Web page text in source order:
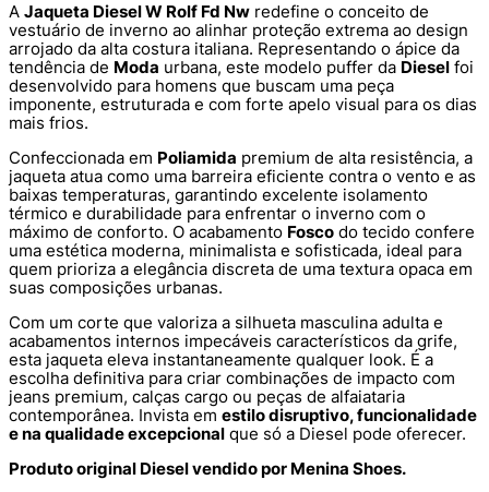
A Jaqueta Diesel W Rolf Fd Nw redefine o conceito de
vestuário de inverno ao alinhar proteção extrema ao design
arrojado da alta costura italiana. Representando o ápice da
tendência de Moda urbana, este modelo puffer da Diesel foi
desenvolvido para homens que buscam uma peça
imponente, estruturada e com forte apelo visual para os dias
mais frios.
Confeccionada em Poliamida premium de alta resistência, a
jaqueta atua como uma barreira eficiente contra o vento e as
baixas temperaturas, garantindo excelente isolamento
térmico e durabilidade para enfrentar o inverno com o
máximo de conforto. O acabamento Fosco do tecido confere
uma estética moderna, minimalista e sofisticada, ideal para
quem prioriza a elegância discreta de uma textura opaca em
suas composições urbanas.
Com um corte que valoriza a silhueta masculina adulta e
acabamentos internos impecáveis característicos da grife,
esta jaqueta eleva instantaneamente qualquer look. É a
escolha definitiva para criar combinações de impacto com
jeans premium, calças cargo ou peças de alfaiataria
contemporânea. Invista em estilo disruptivo, funcionalidade
e na qualidade excepcional que só a Diesel pode oferecer.
Produto original Diesel vendido por Menina Shoes.